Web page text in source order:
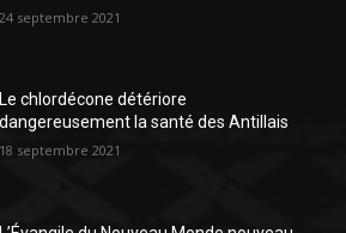
24 septembre 2021
Le chlordécone détériore
dangereusement la santé des Antillais
18 septembre 2021